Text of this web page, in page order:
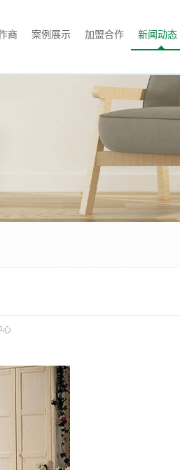
商 案例展示 加盟合作 新闻动态
心